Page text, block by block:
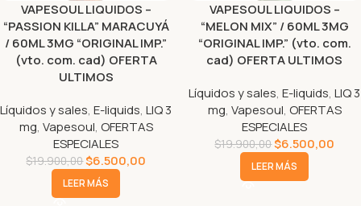
VAPESOUL LIQUIDOS –
“PASSION KILLA” MARACUYÁ
/ 60ML 3MG “ORIGINAL IMP.”
(vto. com. cad) OFERTA
ULTIMOS
Líquidos y sales,E-liquids,LIQ 3
mg, Vapesoul, OFERTAS
ESPECIALES
$19.900,00$6.500,00
LEER MÁS
VAPESOUL LIQUIDOS –
“MELON MIX” / 60ML 3MG
“ORIGINAL IMP.” (vto. com.
cad) OFERTA ULTIMOS
Líquidos y sales,E-liquids,LIQ 3
mg, Vapesoul, OFERTAS
ESPECIALES
$19.900,00$6.500,00
LEER MÁS